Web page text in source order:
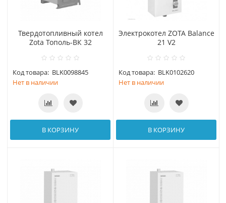
Твердотопливный котел
Zota Тополь-ВК 32
Код товара: BLK0098845
Нет в наличии
В КОРЗИНУ
Электрокотел ZOTA Balance
21 V2
Код товара: BLK0102620
Нет в наличии
В КОРЗИНУ